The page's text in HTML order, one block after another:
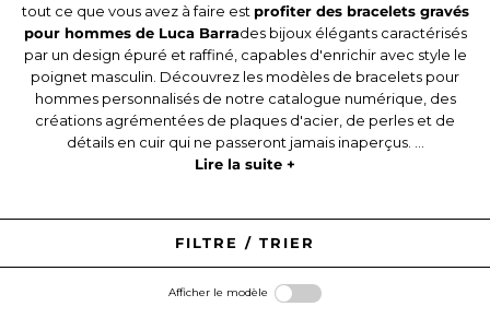
tout ce que vous avez à faire est profiter des bracelets gravés
pour hommes de Luca Barrades bijoux élégants caractérisés
par un design épuré et raffiné, capables d'enrichir avec style le
poignet masculin. Découvrez les modèles de bracelets pour
hommes personnalisés de notre catalogue numérique, des
créations agrémentées de plaques d'acier, de perles et de
détails en cuir qui ne passeront jamais inaperçus. ...
Lire la suite +
FILTRE / TRIER
Afficher le modèle